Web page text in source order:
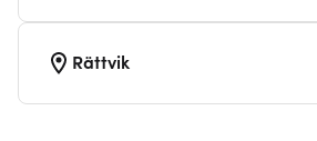
Rättvik